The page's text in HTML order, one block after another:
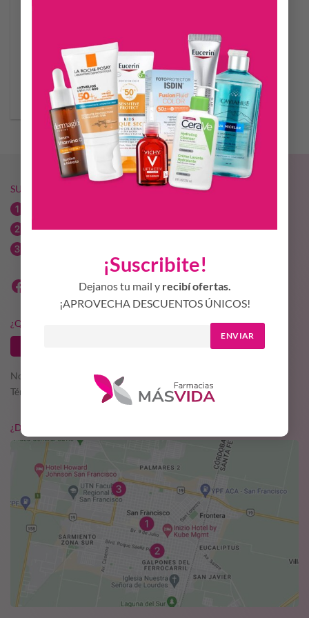
¡Suscribite!
Dejanos tu mail y recibí ofertas.
¡APROVECHA DESCUENTOS ÚNICOS!
ENVIAR
SEDUCTION EDP 100 ML
$45.509,56
AÑADIR AL CARRITO
SUCURSALES MÁS VIDA
Bv. Saenz Peña esq. Echeverría / 03564-440723
¿QUERÉS SER PARTE DE MÁS VIDA?
Nosotros
Términos y condiciones
¿DÓNDE ESTAMOS?